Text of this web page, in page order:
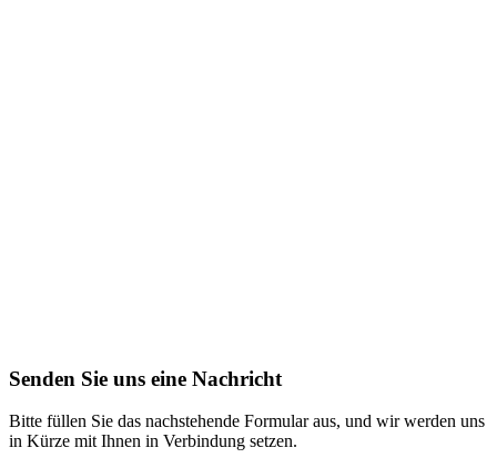
Senden Sie uns eine Nachricht
Bitte füllen Sie das nachstehende Formular aus, und wir werden uns
in Kürze mit Ihnen in Verbindung setzen.